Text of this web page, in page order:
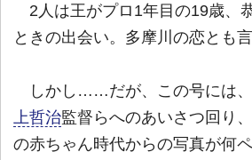
2人は王がプロ1年目の19歳、
ときの出会い。多摩川の恋とも言
しかし……だが、この号には、
上哲治監督らへのあいさつ回り
の赤ちゃん時代からの写真が何